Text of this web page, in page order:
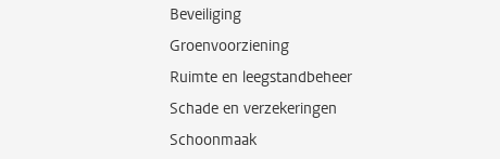
Beveiliging
Groenvoorziening
Ruimte en leegstandbeheer
Schade en verzekeringen
Schoonmaak